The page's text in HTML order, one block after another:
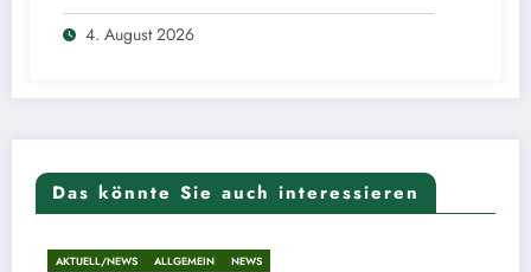
4. August 2026
Das könnte Sie auch interessieren